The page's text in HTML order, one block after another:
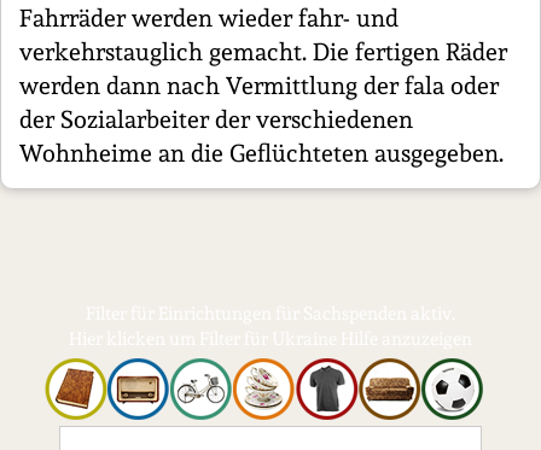
Fahrräder werden wieder fahr- und
verkehrstauglich gemacht. Die fertigen Räder
werden dann nach Vermittlung der fala oder
der Sozialarbeiter der verschiedenen
Wohnheime an die Geflüchteten ausgegeben.